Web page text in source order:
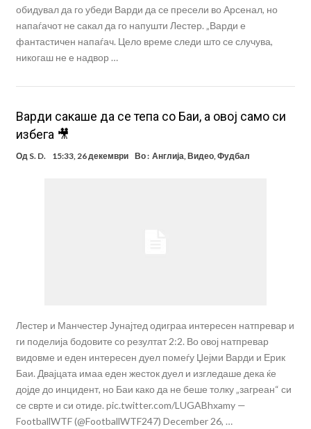
обидувал да го убеди Варди да се пресели во Арсенал, но
напаѓачот не сакал да го напушти Лестер. „Варди е
фантастичен напаѓач. Цело време следи што се случува,
никогаш не е надвор …
Варди сакаше да се тепа со Баи, а овој само си
избега 🎥
Од S. D. 15:33, 26 декември Во : Англија Видео, Фудбал
Лестер и Манчестер Јунајтед одиграа интересен натпревар и
ги поделија бодовите со резултат 2:2. Во овој натпревар
видовме и еден интересен дуел помеѓу Џејми Варди и Ерик
Баи. Двајцата имаа еден жесток дуел и изгледаше дека ќе
дојде до инцидент, но Баи како да не беше толку „загреан“ си
се сврте и си отиде. pic.twitter.com/LUGABhxamy —
FootballWTF (@FootballWTF247) December 26, …